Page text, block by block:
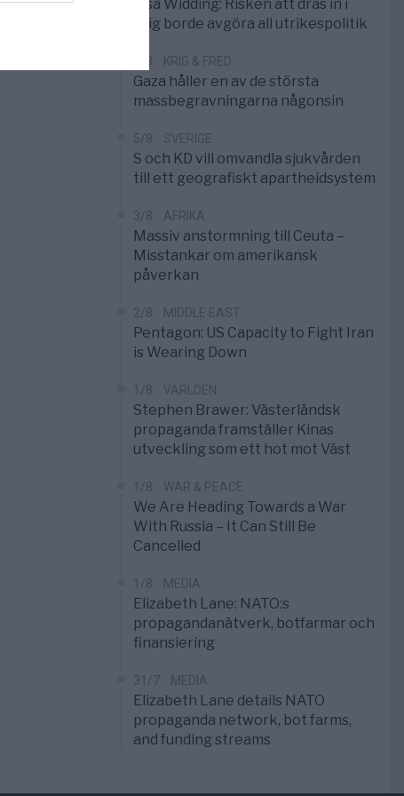
Elsa Widding: Risken att dras in i
krig borde avgöra all utrikespolitik
5/8 KRIG & FRED
Gaza håller en av de största
massbegravningarna någonsin
5/8 SVERIGE
S och KD vill omvandla sjukvården
till ett geografiskt apartheidsystem
3/8 AFRIKA
Massiv anstormning till Ceuta –
Misstankar om amerikansk
påverkan
2/8 MIDDLE EAST
Pentagon: US Capacity to Fight Iran
is Wearing Down
1/8 VÄRLDEN
Stephen Brawer: Västerländsk
propaganda framställer Kinas
utveckling som ett hot mot Väst
1/8 WAR & PEACE
We Are Heading Towards a War
With Russia – It Can Still Be
Cancelled
1/8 MEDIA
Elizabeth Lane: NATO:s
propagandanätverk, botfarmar och
finansiering
31/7 MEDIA
Elizabeth Lane details NATO
propaganda network, bot farms,
and funding streams